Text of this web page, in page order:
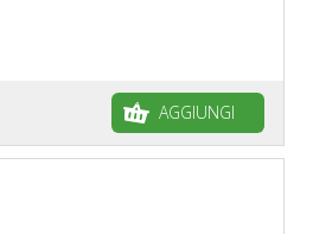
AGGIUNGI